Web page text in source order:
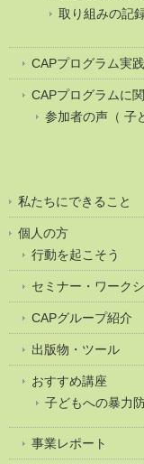
取り組みの記
CAPプログラム実
CAPプログラムに
参加者の声（ 子
私たちにできること
個人の方
行動を起こそう
セミナー・ワーク
CAPグループ紹介
出版物・ツール
おすすめ講座
子どもへの暴力
事業レポート